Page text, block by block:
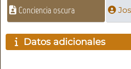
Conciencia oscura
Datos adicionales